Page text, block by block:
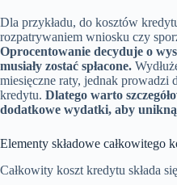
Dla przykładu, do kosztów
rozpatrywaniem wniosku czy
Oprocentowanie decyduje o
musiały zostać spłacone.
miesięczne raty, jednak
kredytu. Dlatego warto
dodatkowe wydatki, aby
Elementy składowe całkowitego
Całkowity koszt kredytu składa